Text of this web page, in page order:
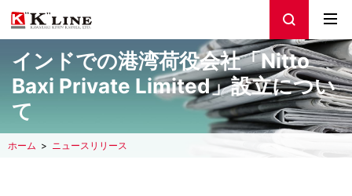
インドでの港湾荷役会社「Nitto
Baxi Private Limited」設立につい
て
ホーム ニュースリリース